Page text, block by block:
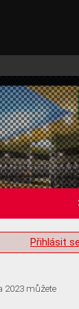
Přihlásit
2023 můžete